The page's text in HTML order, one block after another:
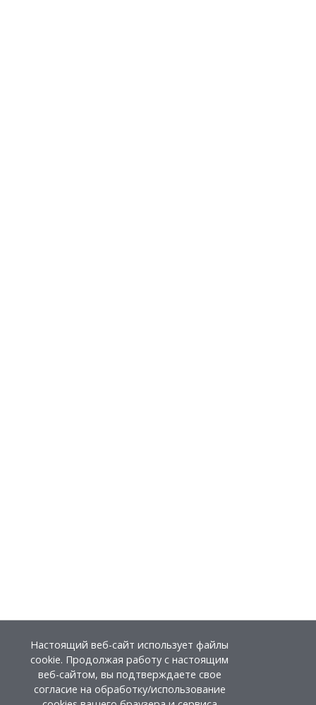
Настоящий веб-сайт использует файлы
cookie. Продолжая работу с настоящим
веб-сайтом, вы подтверждаете свое
согласие на обработку/использование